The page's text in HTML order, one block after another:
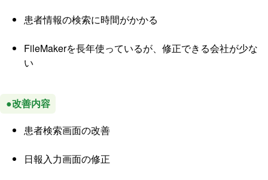
患者情報の検索に時間がかかる
FileMakerを長年使っているが、修正できる会社が少な
い
●改善内容
患者検索画面の改善
日報入力画面の修正